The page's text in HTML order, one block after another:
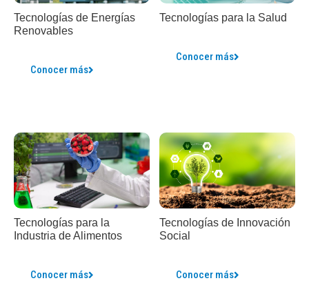
Tecnologías de Energías
Renovables
Conocer más
Tecnologías para la Salud
Conocer más
Tecnologías para la
Industria de Alimentos
Conocer más
Tecnologías de Innovación
Social
Conocer más